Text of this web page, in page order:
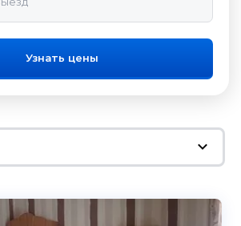
Узнать цены